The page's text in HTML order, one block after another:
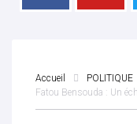
Accueil
POLITIQUE
Fatou Bensouda : Un